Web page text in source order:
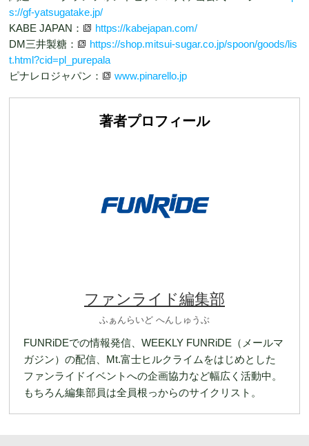
s://gf-yatsugatake.jp/
KABE JAPAN：
https://kabejapan.com/
DM三井製糖：
https://shop.mitsui-sugar.co.jp/spoon/goods/lis
t.html?cid=pl_purepala
ピナレロジャパン：
www.pinarello.jp
著者プロフィール
ファンライド編集部
ふぁんらいど へんしゅうぶ
FUNRiDEでの情報発信、WEEKLY FUNRiDE（メールマ
ガジン）の配信、Mt.富士ヒルクライムをはじめとした
ファンライドイベントへの企画協力など幅広く活動中。
もちろん編集部員は全員根っからのサイクリスト。